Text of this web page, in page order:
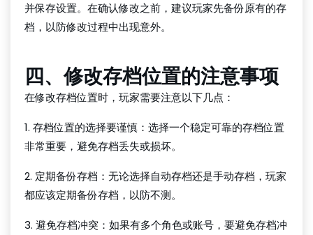
并保存设置。在确认修改之前，建议玩家先备份原有的存
档，以防修改过程中出现意外。
四、修改存档位置的注意事项
在修改存档位置时，玩家需要注意以下几点：
1. 存档位置的选择要谨慎：选择一个稳定可靠的存档位置
非常重要，避免存档丢失或损坏。
2. 定期备份存档：无论选择自动存档还是手动存档，玩家
都应该定期备份存档，以防不测。
3. 避免存档冲突：如果有多个角色或账号，要避免存档冲